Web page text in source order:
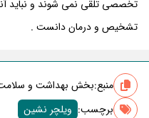
تخصصی تلقی نمی شوند و نباید
تشخیص و درمان دانست .
منبع:بخش بهداشت و
برچسب‌: ویلچر نشین